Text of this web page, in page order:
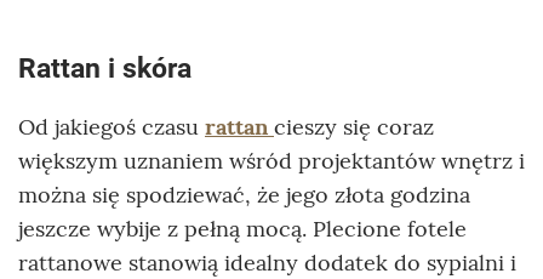
Rattan i skóra
Od jakiegoś czasu rattan cieszy się coraz
większym uznaniem wśród projektantów wnętrz i
można się spodziewać, że jego złota godzina
jeszcze wybije z pełną mocą. Plecione fotele
rattanowe stanowią idealny dodatek do sypialni i